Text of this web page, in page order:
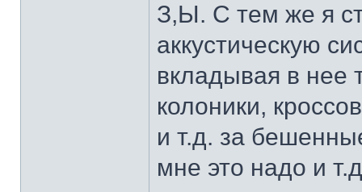
З,Ы. С тем же я
аккустическую
вкладывая в нее
колоники,
и т.д. за
мне это надо и